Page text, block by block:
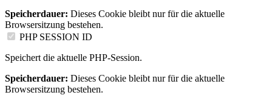
Speicherdauer: Dieses Cookie bleibt nur für die aktuelle
Browsersitzung bestehen.
PHP SESSION ID
Speichert die aktuelle PHP-Session.
Speicherdauer: Dieses Cookie bleibt nur für die aktuelle
Browsersitzung bestehen.